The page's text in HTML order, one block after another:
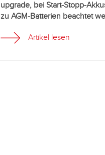
upgrade, bei Start-Stopp-
zu AGM-Batterien beachtet
Artikel lesen